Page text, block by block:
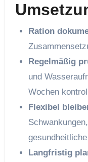
Ration
Regelmäßig
und
Wochen
Flexibel
Langfristig